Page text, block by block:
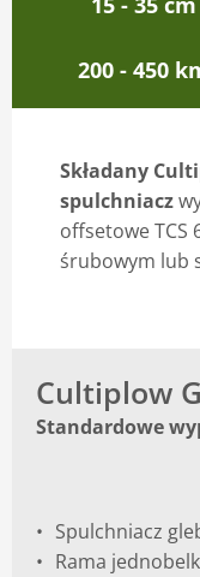
200 - 450
Składany
spulchniacz
offsetowe TCS
śrubowym lub
Cultiplow
Standardowe
Spulchniacz
Rama